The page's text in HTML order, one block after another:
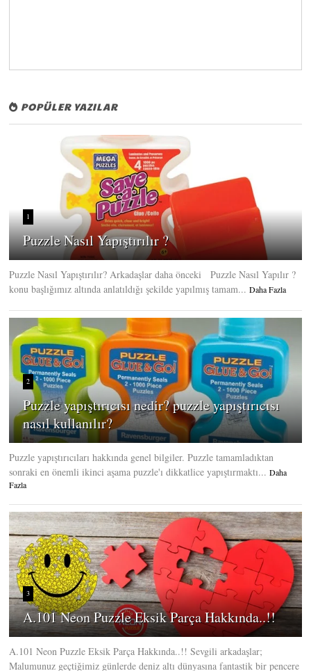
POPÜLER YAZILAR
1
Puzzle Nasıl Yapıştırılır ?
Puzzle Nasıl Yapıştırılır? Arkadaşlar daha önceki Puzzle Nasıl Yapılır ?
konu başlığımız altında anlatıldığı şekilde yapılmış tamam... Daha Fazla
2
Puzzle yapıştırıcısı nedir? puzzle yapıştırıcısı
nasıl kullanılır?
Puzzle yapıştırıcıları hakkında genel bilgiler. Puzzle tamamladıktan
sonraki en önemli ikinci aşama puzzle'ı dikkatlice yapıştırmaktı... Daha
Fazla
3
A.101 Neon Puzzle Eksik Parça Hakkında..!!
A.101 Neon Puzzle Eksik Parça Hakkında..!! Sevgili arkadaşlar;
Malumunuz geçtiğimiz günlerde deniz altı dünyasına fantastik bir pencere